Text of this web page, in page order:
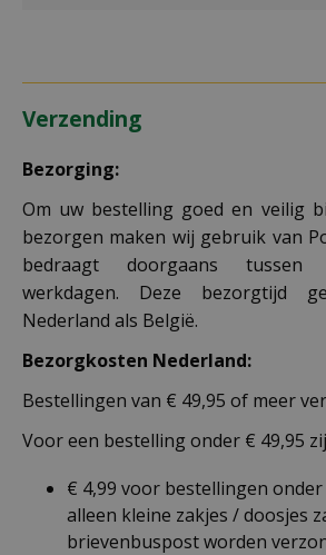
Verzending
Bezorging:
Om uw bestelling goed en veilig
bezorgen maken wij gebruik van
bedraagt doorgaans
werkdagen. Deze bezorgtijd
Nederland als België.
Bezorgkosten Nederland:
Bestellingen van € 49,95 of meer
Voor een bestelling onder € 49,95
€ 4,99 voor bestellingen onder
alleen kleine zakjes / doosjes
brievenbuspost worden